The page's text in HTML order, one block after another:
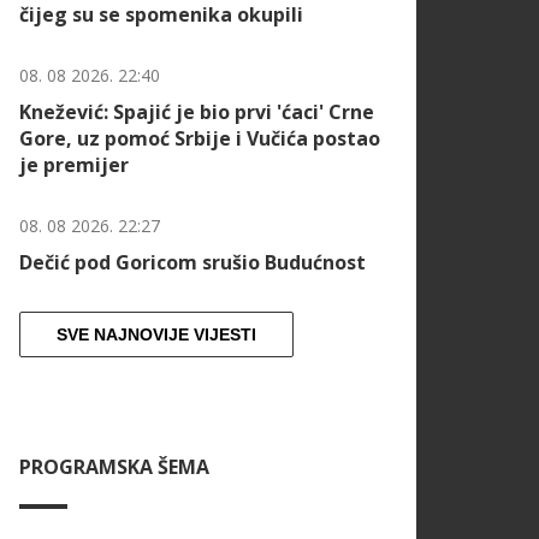
čijeg su se spomenika okupili
08. 08 2026. 22:40
Knežević: Spajić je bio prvi 'ćaci' Crne
Gore, uz pomoć Srbije i Vučića postao
je premijer
08. 08 2026. 22:27
Dečić pod Goricom srušio Budućnost
SVE NAJNOVIJE VIJESTI
PROGRAMSKA ŠEMA